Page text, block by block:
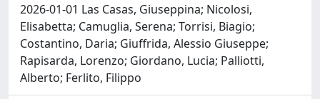
2026-01-01 Las Casas, Giuseppina; Nicolosi,
Elisabetta; Camuglia, Serena; Torrisi, Biagio;
Costantino, Daria; Giuffrida, Alessio Giuseppe;
Rapisarda, Lorenzo; Giordano, Lucia; Palliotti,
Alberto; Ferlito, Filippo